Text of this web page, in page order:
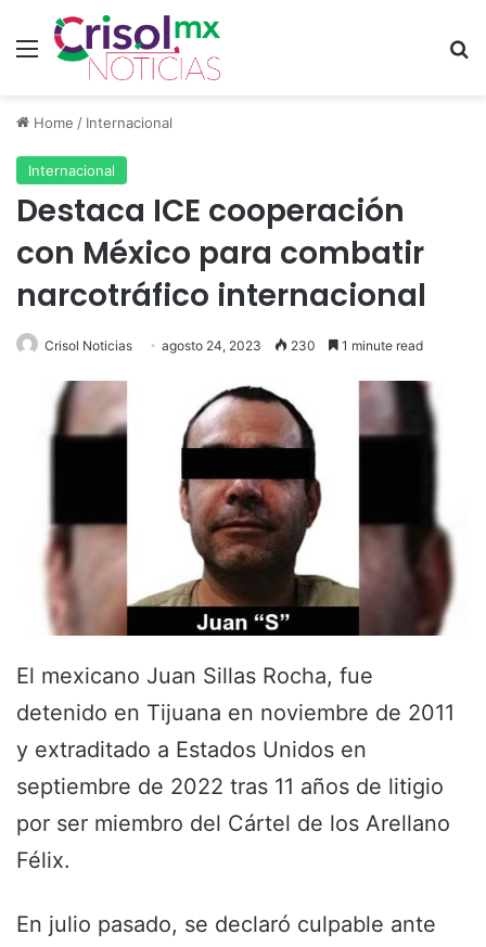
Menu
Home / Internacional
Internacional
Destaca ICE cooperación
con México para combatir
narcotráfico internacional
Crisol Noticias agosto 24, 2023 230 1 minute read
El mexicano Juan Sillas Rocha, fue
detenido en Tijuana en noviembre de 2011
y extraditado a Estados Unidos en
septiembre de 2022 tras 11 años de litigio
por ser miembro del Cártel de los Arellano
Félix.
En julio pasado, se declaró culpable ante